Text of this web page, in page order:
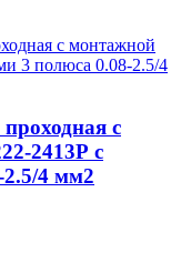
с
2413Р с
4 мм2